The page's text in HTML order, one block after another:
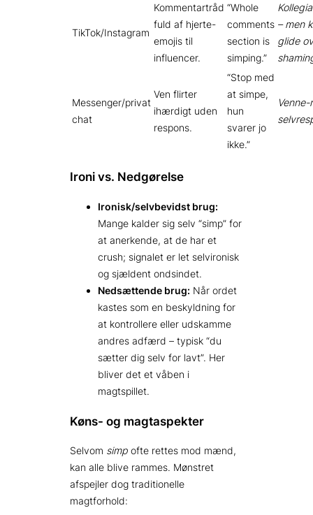
TikTok/Instagram
Kommentartråd
fuld af hjerte-
emojis til
influencer.
“Whole
comments
section is
simping.”
– men
glide
Messenger/privat
chat
Ven flirter
ihærdigt uden
respons.
“Stop med
at simpe,
hun
svarer jo
ikke.”
Ironi vs. Nedgørelse
Ironisk/selvbevidst brug:
Mange kalder sig selv “simp” for
at anerkende, at de har et
crush; signalet er let selvironisk
og sjældent ondsindet.
Nedsættende brug: Når ordet
kastes som en beskyldning for
at kontrollere eller udskamme
andres adfærd – typisk “du
sætter dig selv for lavt”. Her
bliver det et våben i
magtspillet.
Køns- og magtaspekter
Selvom simp ofte rettes mod mænd,
kan alle blive rammes. Mønstret
afspejler dog traditionelle
magtforhold: